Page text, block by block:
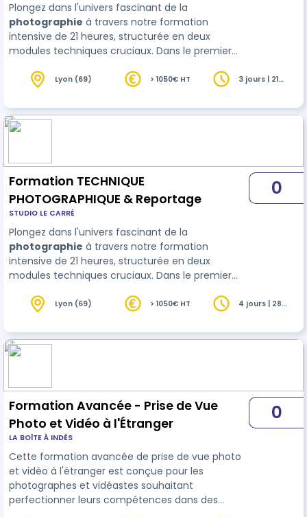
Plongez dans l'univers fascinant de la
photographie à travers notre formation
intensive de 21 heures, structurée en deux
modules techniques cruciaux. Dans le premier
de l'exposition, de l'ouverture à la sensibilité, et
Lyon (69) > 1050€ HT
3 jours | 21
Formation TECHNIQUE
PHOTOGRAPHIQUE & Reportage
STUDIO LE CARRÉ
Plongez dans l'univers fascinant de la
photographie à travers notre formation
intensive de 21 heures, structurée en deux
modules techniques cruciaux. Dans le premier
de l'exposition, de l'ouverture à la sensibilité, et
0
Lyon (69) > 1050€ HT
4 jours | 28
Formation Avancée - Prise de Vue
Photo et Vidéo à l'Étranger
LA BOÎTE À INDÉS
Cette formation avancée de prise de vue photo
et vidéo à l'étranger est conçue pour les
photographes et vidéastes souhaitant
perfectionner leurs compétences dans des
0